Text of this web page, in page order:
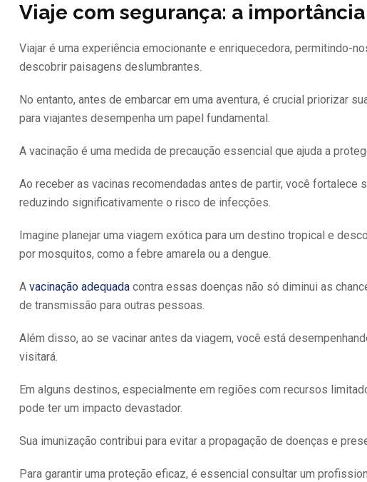
Viaje com segurança: a
Viajar é uma experiência emocionante e enriquecedora, permitindo-
descobrir paisagens deslumbrantes.
No entanto, antes de embarcar em uma aventura, é crucial priorizar
para viajantes desempenha um papel fundamental.
A vacinação é uma medida de precaução essencial que ajuda a
Ao receber as vacinas recomendadas antes de partir, você
reduzindo significativamente o risco de infecções.
Imagine planejar uma viagem exótica para um destino tropical e
por mosquitos, como a febre amarela ou a dengue.
A vacinação adequada contra essas doenças não só diminui as
de transmissão para outras pessoas.
Além disso, ao se vacinar antes da viagem, você está
visitará.
Em alguns destinos, especialmente em regiões com recursos
pode ter um impacto devastador.
Sua imunização contribui para evitar a propagação de doenças e
Para garantir uma proteção eficaz, é essencial consultar um